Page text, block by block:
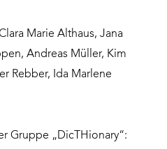
Marie Althaus, Jana
Andreas Müller, Kim
Rebber, Ida Marlene
Gruppe „DicTHionary“: